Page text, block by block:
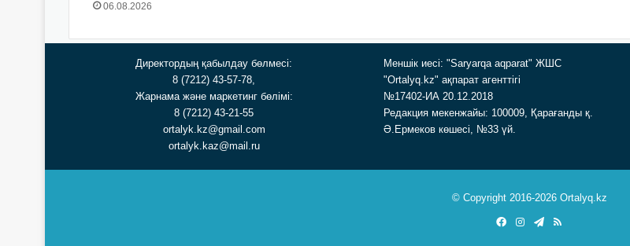
06.08.2026
Директордың қабылдау бөлмесі:
8 (7212) 43-57-78,
Жарнама және маркетинг бөлімі:
8 (7212) 43-21-55
ortalyk.kz@gmail.com
ortalyk.kaz@mail.ru
Меншік иесі: "Saryarqa aqparat" ЖШС
"Ortalyq.kz" ақпарат агенттігі
№17402-ИА 20.12.2018
Редакция мекенжайы: 100009, Қарағанды қ.
Ә.Ермеков көшесі, №33 үй.
© Copyright 2016-2026 Ortalyq.kz
FacebookInstagram
Telegram